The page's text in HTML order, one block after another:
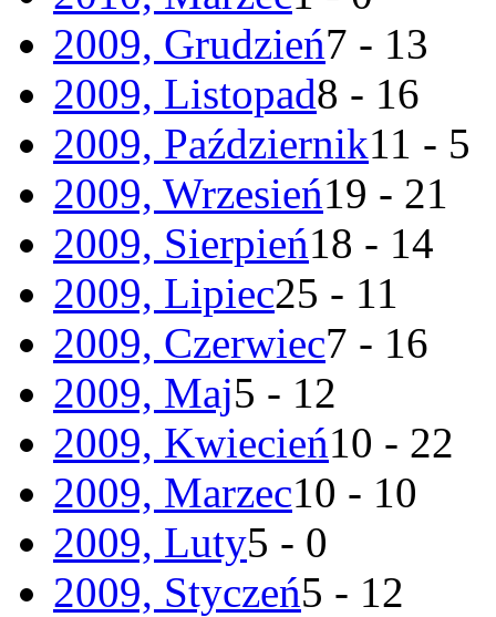
2009, Grudzień7 - 13
2009, Listopad8 - 16
2009, Październik11 - 5
2009, Wrzesień19 - 21
2009, Sierpień18 - 14
2009, Lipiec25 - 11
2009, Czerwiec7 - 16
2009, Maj5 - 12
2009, Kwiecień10 - 22
2009, Marzec10 - 10
2009, Luty5 - 0
2009, Styczeń5 - 12